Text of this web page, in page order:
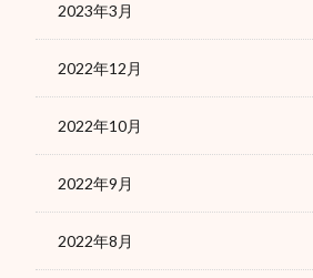
2023年3月
2022年12月
2022年10月
2022年9月
2022年8月